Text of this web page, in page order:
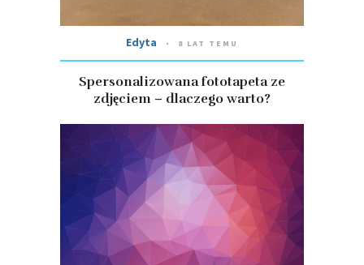
Edyta 8 LAT TEMU
Spersonalizowana fototapeta ze
zdjęciem – dlaczego warto?